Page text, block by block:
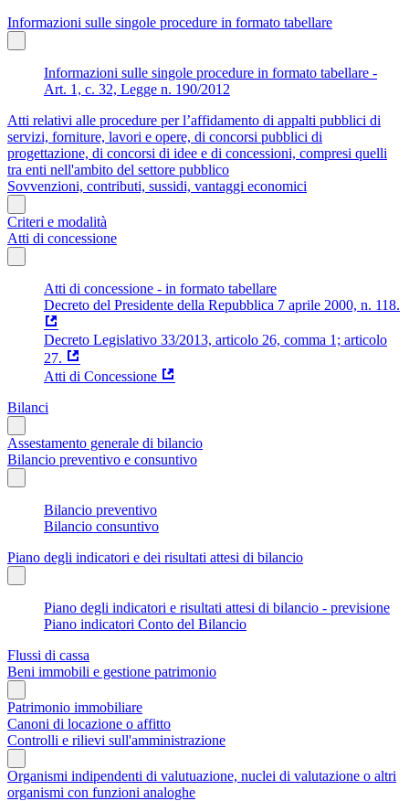
Informazioni sulle singole procedure in formato tabellare
Informazioni sulle singole procedure in formato tabellare -
Art. 1, c. 32, Legge n. 190/2012
Atti relativi alle procedure per l’affidamento di appalti pubblici di
servizi, forniture, lavori e opere, di concorsi pubblici di
progettazione, di concorsi di idee e di concessioni, compresi quelli
tra enti nell'ambito del settore pubblico
Sovvenzioni, contributi, sussidi, vantaggi economici
Criteri e modalità
Atti di concessione
Atti di concessione - in formato tabellare
Decreto del Presidente della Repubblica 7 aprile 2000, n. 118.
Decreto Legislativo 33/2013, articolo 26, comma 1; articolo
27.
Atti di Concessione
Bilanci
Assestamento generale di bilancio
Bilancio preventivo e consuntivo
Bilancio preventivo
Bilancio consuntivo
Piano degli indicatori e dei risultati attesi di bilancio
Piano degli indicatori e risultati attesi di bilancio - previsione
Piano indicatori Conto del Bilancio
Flussi di cassa
Beni immobili e gestione patrimonio
Patrimonio immobiliare
Canoni di locazione o affitto
Controlli e rilievi sull'amministrazione
Organismi indipendenti di valutuazione, nuclei di valutazione o altri
organismi con funzioni analoghe